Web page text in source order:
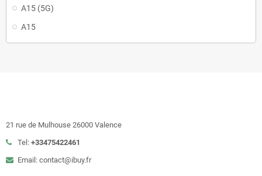
A15 (5G)
A15
21 rue de Mulhouse 26000 Valence
Tel: +33475422461
Email: contact@ibuy.fr